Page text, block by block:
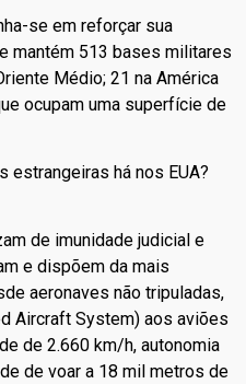
se em reforçar sua
mantém 513 bases militares
Médio; 21 na América
ocupam uma superfície de
estrangeiras há nos EUA?
de imunidade judicial e
e dispõem da mais
aeronaves não tripuladas,
Aircraft System) aos aviões
de 2.660 km/h, autonomia
de voar a 18 mil metros de